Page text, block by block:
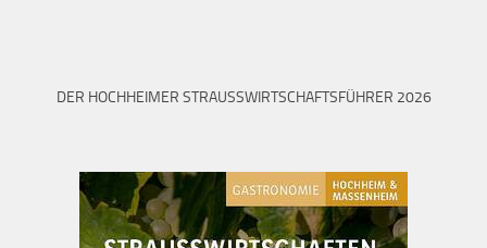
DER HOCHHEIMER STRAUSSWIRTSCHAFTSFÜHRER 2026